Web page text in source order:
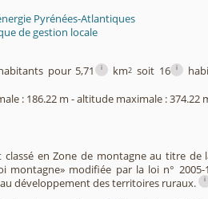
Pyrénées-Atlantiques
de gestion locale
pour 5,71 i km2 soit 16 i
: 186.22 m - altitude maximale : 374.22
classé en Zone de montagne au titre de
montagne» modifiée par la loi n° 2005-
développement des territoires ruraux.
i